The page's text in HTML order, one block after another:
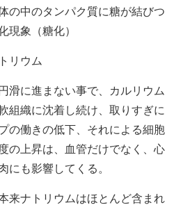
の中のタンパク質に糖が結びつ
現象（糖化）
リウム
滑に進まない事で、カルリウム
組織に沈着し続け、 取りすぎに
の働きの低下、 それによる細胞
の上昇は、血管だけでなく、心
にも影響してくる。
来ナトリウムはほとんど含まれ